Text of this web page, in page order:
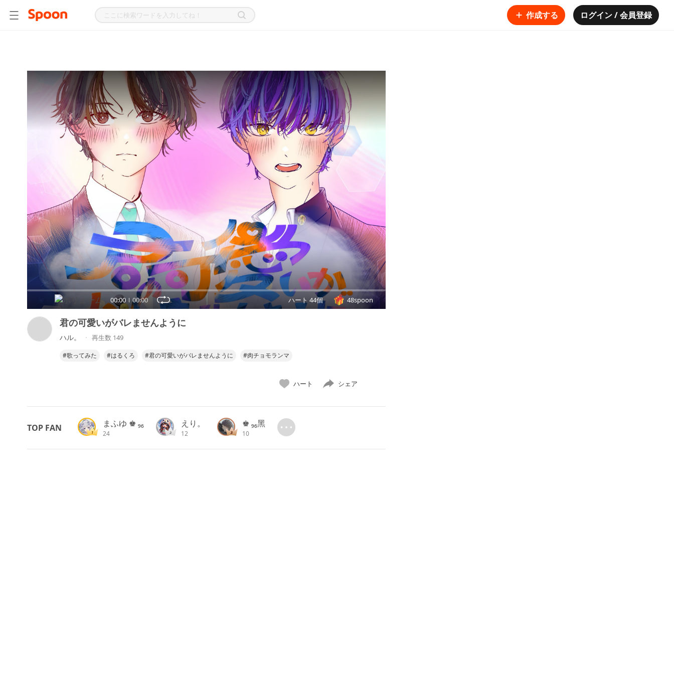
作成する ログイン / 会員登録
00:00 00:00 ハート 44個 48spoon
君の可愛いがバレませんように
ハル。 再生数 149
#歌ってみた #はるくろ #君の可愛いがバレませんように #肉チョモランマ
ハート シェア
TOP FAN まふゆ ♚ ₉₆
24
えり。
12
♚ ₉₆黑
10